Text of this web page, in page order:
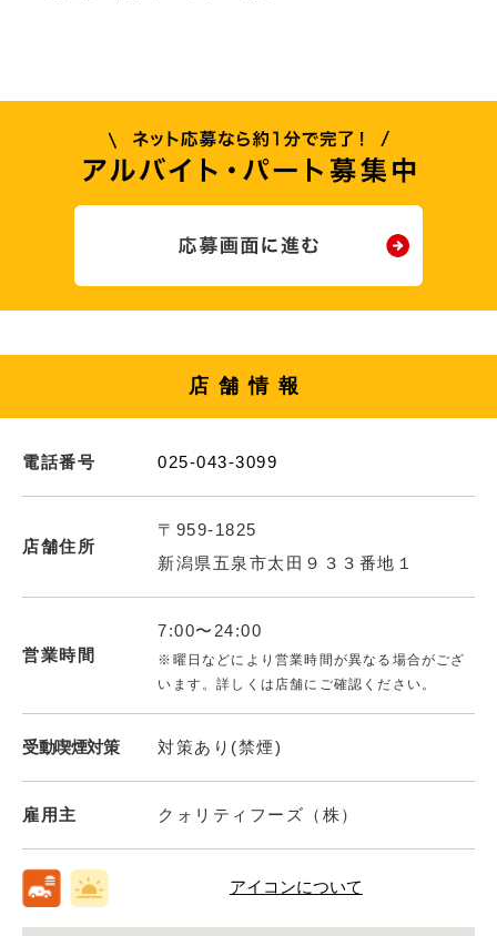
店舗情報
電話番号 025-043-3099
店舗住所
〒959-1825
新潟県五泉市太田９３３番地１
営業時間
7:00〜24:00
※曜日などにより営業時間が異なる場合がござ
います。詳しくは店舗にご確認ください。
受動喫煙対策 対策あり(禁煙)
雇用主 クォリティフーズ（株）
アイコンについて